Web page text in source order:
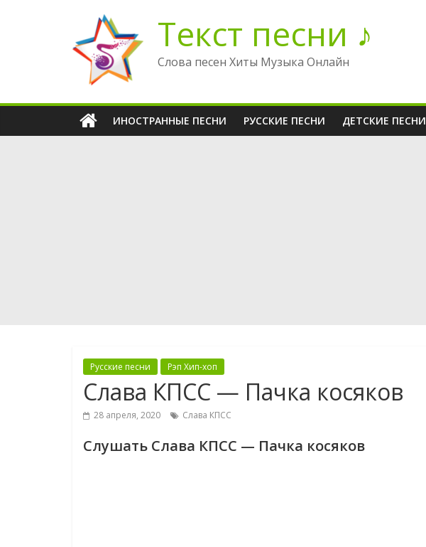
содержимому
Текст песни ♪
Слова песен Хиты Музыка Онлайн
ИНОСТРАННЫЕ ПЕСНИ РУССКИЕ ПЕСНИ ДЕТСКИЕ ПЕСНИ
Русские песни Рэп Хип-хоп
Слава КПСС — Пачка косяков
28 апреля, 2020 Слава КПСС
Слушать Слава КПСС — Пачка косяков